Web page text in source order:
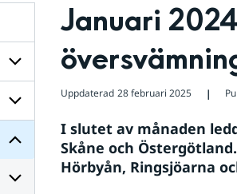
Undersidor
för
Om
klimat
Undersidor
Klimatläget
för
då
och
väder
vatten
i
Januari
Uppdaterad 28 februari 2025 ❘
I slutet av månaden
Skåne och
Hörbyån, Ringsjöarna